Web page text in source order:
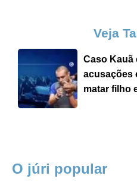
Veja
Caso Kauã
acusações
matar filho
O júri popular